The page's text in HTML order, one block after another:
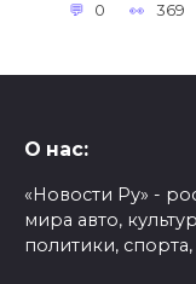
0 369
О нас:
«Новости Ру» -
мира авто,
политики,